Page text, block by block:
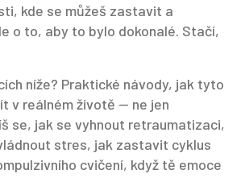
kde se můžeš zastavit a
o to, aby to bylo dokonalé. Stačí,
níže? Praktické návody, jak tyto
v reálném životě — ne jen
se, jak se vyhnout retraumatizaci,
stres, jak zastavit cyklus
cvičení, když tě emoce